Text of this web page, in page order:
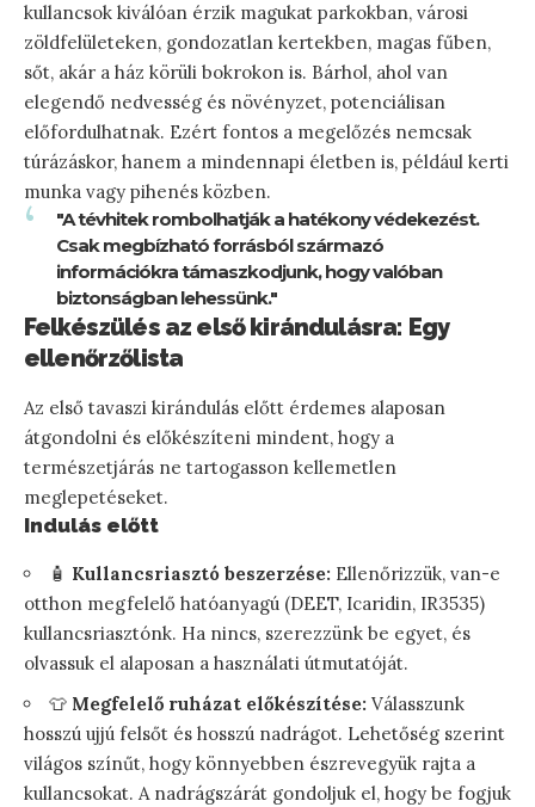
kullancsok kiválóan érzik magukat parkokban, városi
zöldfelületeken, gondozatlan kertekben, magas fűben,
sőt, akár a ház körüli bokrokon is. Bárhol, ahol van
elegendő nedvesség és növényzet, potenciálisan
előfordulhatnak. Ezért fontos a megelőzés nemcsak
túrázáskor, hanem a mindennapi életben is, például kerti
munka vagy pihenés közben.
"A tévhitek rombolhatják a hatékony védekezést.
Csak megbízható forrásból származó
információkra támaszkodjunk, hogy valóban
biztonságban lehessünk."
Felkészülés az első kirándulásra: Egy
ellenőrzőlista
Az első tavaszi kirándulás előtt érdemes alaposan
átgondolni és előkészíteni mindent, hogy a
természetjárás ne tartogasson kellemetlen
meglepetéseket.
Indulás előtt
🧴 Kullancsriasztó beszerzése: Ellenőrizzük, van-e
otthon megfelelő hatóanyagú (DEET, Icaridin, IR3535)
kullancsriasztónk. Ha nincs, szerezzünk be egyet, és
olvassuk el alaposan a használati útmutatóját.
👕 Megfelelő ruházat előkészítése: Válasszunk
hosszú ujjú felsőt és hosszú nadrágot. Lehetőség szerint
világos színűt, hogy könnyebben észrevegyük rajta a
kullancsokat. A nadrágszárát gondoljuk el, hogy be fogjuk